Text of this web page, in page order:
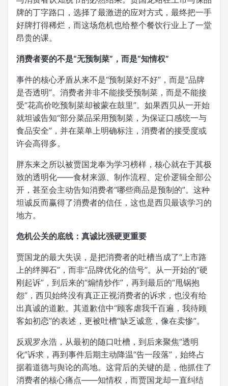
牌的丁字路口，选择了最激进的应对方式，最终把一手
好牌打得稀烂，而这场危机也给整个餐饮行业上了一堂
昂贵的课。
消费者要的不是“无预制菜”，而是“知情权”
事件的核心矛盾从来不是“预制菜好不好”，而是“品牌
是否透明”。消费者并非不能接受预制菜，而是不能接
受“花高价吃预制菜却被蒙在鼓里”。如果西贝从一开始
就坦诚告知“部分菜品采用预制菜，为保证口感统一与
食品安全”，并在菜单上明确标注，消费者的接受度或
许会高得多。
胖东来之所以被贾国龙奉为学习榜样，核心就在于其极
致的透明化——食材来源、制作流程、定价逻辑全部公
开，甚至会主动告知消费者“哪些商品是预制的”。这种
坦诚反而赢得了消费者的信任，这也是西贝最该学习的
地方。
危机公关的底线：真诚比强硬更重要
贾国龙的最大失误，是把消费者的吐槽当成了“上市路
上的绊脚石”，而非“品牌优化的信号”。从一开始的“硬
刚起诉”，到后来的“煽情炒作”，再到最后的“甩锅抱
怨”，西贝始终没有真正正视消费者的诉求，也没有给
出真诚的道歉。其道歉信中“顾客虐我千百遍，我待顾
客如初恋”的表述，更被吐槽“缺乏诚意，像在卖惨”。
反观罗永浩，从最初的随口吐槽，到后来聚焦“透明
化”诉求，再到事件后期主动降温“告一段落”，始终占
据着道德与舆论的高地。这背后的关键的是，他抓住了
消费者的核心痛点——知情权，而贾国龙却一直纠结